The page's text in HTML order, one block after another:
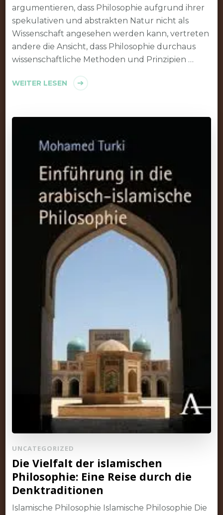
argumentieren, dass Philosophie aufgrund ihrer
spekulativen und abstrakten Natur nicht als
Wissenschaft angesehen werden kann, vertreten
andere die Ansicht, dass Philosophie durchaus
wissenschaftliche Methoden und Prinzipien …
WEITER LESEN
UNCATEGORIZED
Die Vielfalt der islamischen
Philosophie: Eine Reise durch die
Denktraditionen
Islamische Philosophie Islamische Philosophie Die